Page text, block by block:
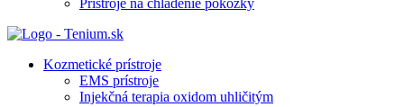
Prístroje na chladenie pokožky
Kozmetické prístroje
EMS prístroje
Injekčná terapia oxidom uhličitým